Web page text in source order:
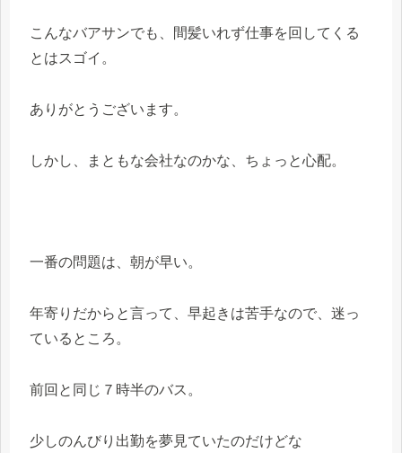
こんなバアサンでも、間髪いれず仕事を回してくる
とはスゴイ。
ありがとうございます。
しかし、まともな会社なのかな、ちょっと心配。
一番の問題は、朝が早い。
年寄りだからと言って、早起きは苦手なので、迷っ
ているところ。
前回と同じ７時半のバス。
少しのんびり出勤を夢見ていたのだけどな